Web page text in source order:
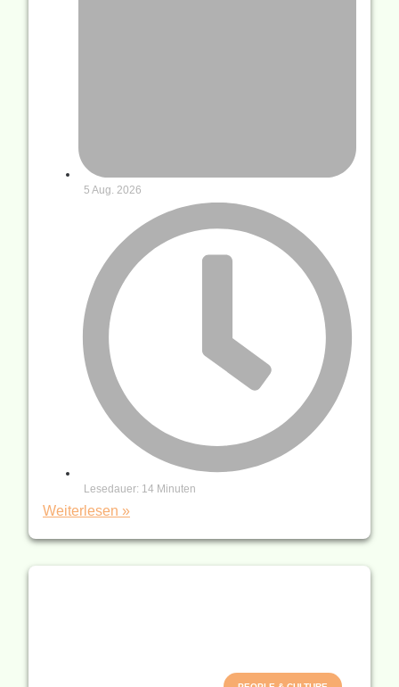
5 Aug. 2026
Lesedauer: 14 Minuten
Weiterlesen »